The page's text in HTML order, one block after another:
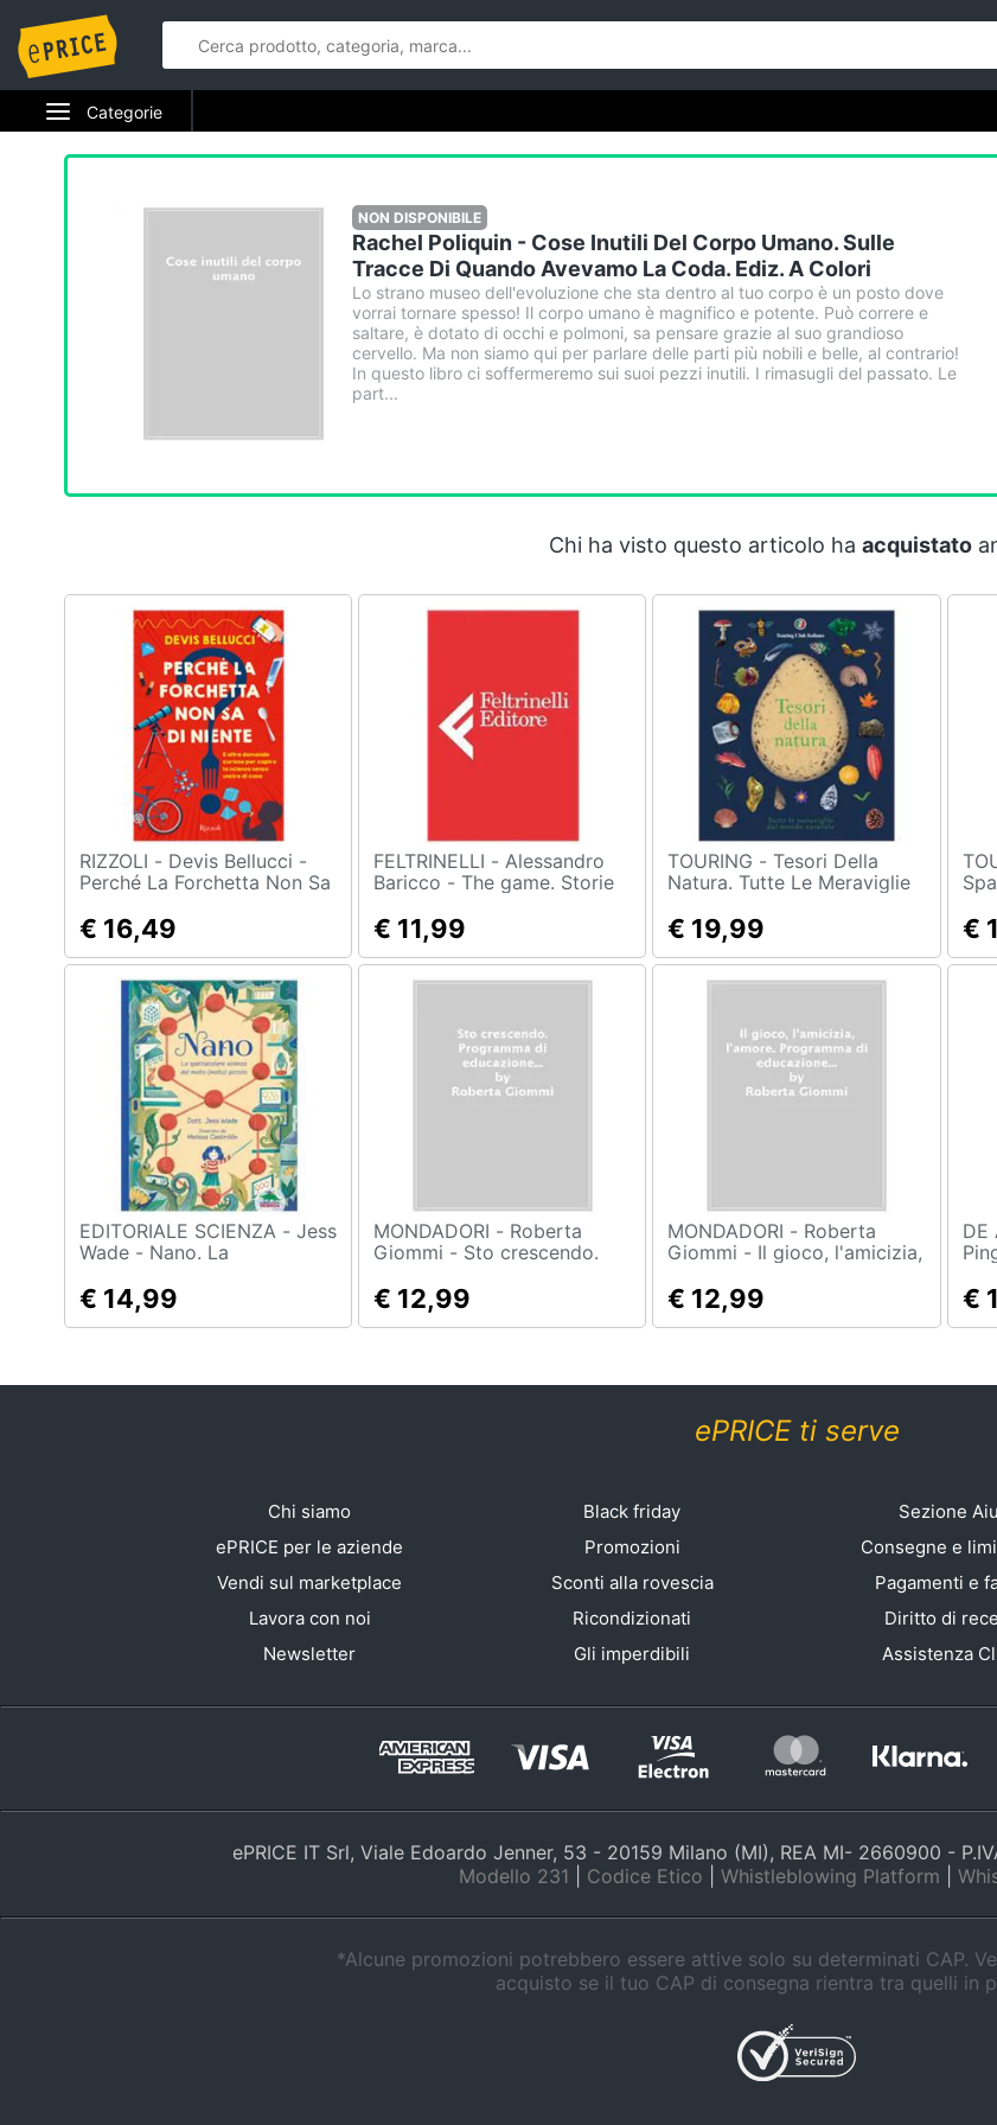
Categorie
Elettrodomestici
Informatica
Telefonia
Brico e Giardinaggio
Salute e igiene
Beauty
Giocattoli
Prima infanzia
Casalinghi
Abbigliamento
Sport
Animali
Motori
Libri, cd e dvd
Promozioni
NON DISPONIBILE
Rachel Poliquin - Cose Inutili Del Corpo Umano. Sulle
Tracce Di Quando Avevamo La Coda. Ediz. A Colori
Lo strano museo dell'evoluzione che sta dentro al tuo corpo è un posto dove
vorrai tornare spesso! Il corpo umano è magnifico e potente. Può correre e
saltare, è dotato di occhi e polmoni, sa pensare grazie al suo grandioso
cervello. Ma non siamo qui per parlare delle parti più nobili e belle, al contrario!
In questo libro ci soffermeremo sui suoi pezzi inutili. I rimasugli del passato. Le
part...
Chi ha visto questo articolo ha acquistato
RIZZOLI - Devis Bellucci -
Perché La Forchetta Non Sa
Curiose Per Capire La
Scienza Senza Uscire Di
Casa
€ 16,49
FELTRINELLI - Alessandro
Baricco - The game. Storie
ragazzi avventurosi
€ 11,99
TOURING - Tesori Della
Natura. Tutte Le Meraviglie
€ 19,99 €
EDITORIALE SCIENZA - Jess
Wade - Nano. La
Molto (molto) Piccolo
€ 14,99
MONDADORI - Roberta
Giommi - Sto crescendo.
sessuale 7-10 anni
€ 12,99
MONDADORI - Roberta
Giommi - Il gioco, l'amicizia,
educazione sessuale 11-14
anni
€ 12,99
DE
€
ePRICE ti serve
Chi siamo
ePRICE per le aziende
Vendi sul marketplace
Lavora con noi
Newsletter
Black friday
Promozioni
Sconti alla rovescia
Ricondizionati
Gli imperdibili
Sezione
Consegne e
Pagamenti e
Diritto di
Assistenza
ePRICE IT Srl, Viale Edoardo Jenner, 53 - 20159 Milano (MI), REA MI- 2660900 -
Modello 231
Codice Etico Whistleblowing Platform
*Alcune promozioni potrebbero essere attive solo su determinati CAP.
acquisto se il tuo CAP di consegna rientra tra quelli in